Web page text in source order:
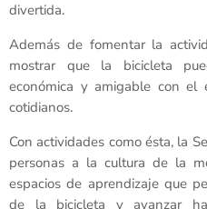
divertida.
Además de fomentar la
mostrar que la bicicleta
económica y amigable con el
cotidianos.
Con actividades como ésta, la
personas a la cultura de la
espacios de aprendizaje que
de la bicicleta y avanzar